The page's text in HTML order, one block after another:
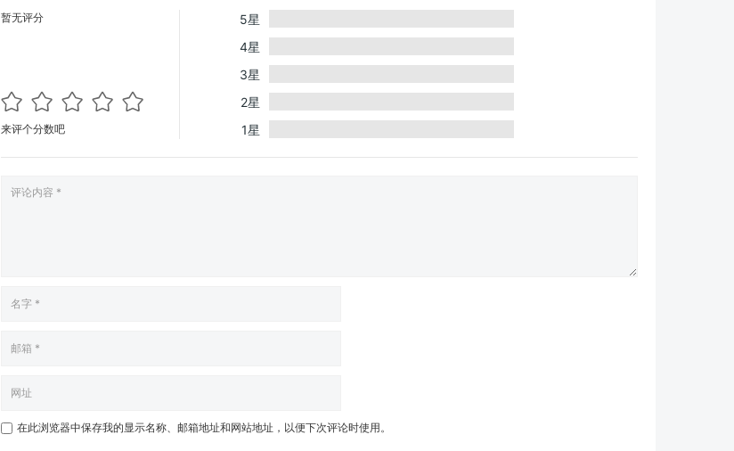
暂无评分
来评个分数吧
5星
4星
3星
2星
1星
在此浏览器中保存我的显示名称、邮箱地址和网站地址，以便下次评论时使用。